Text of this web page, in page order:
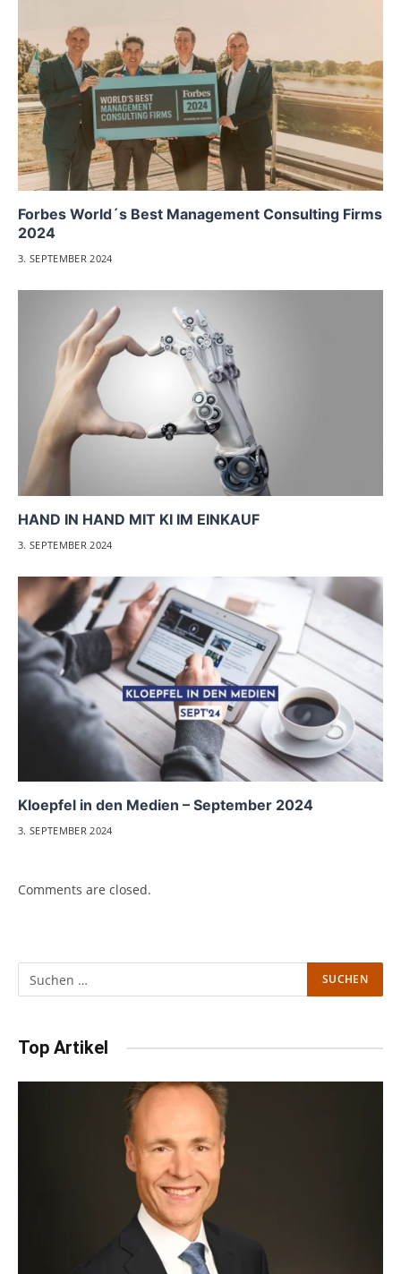
Forbes World´s Best Management Consulting Firms
2024
3. SEPTEMBER 2024
HAND IN HAND MIT KI IM EINKAUF
3. SEPTEMBER 2024
Kloepfel in den Medien – September 2024
3. SEPTEMBER 2024
Comments are closed.
Top Artikel